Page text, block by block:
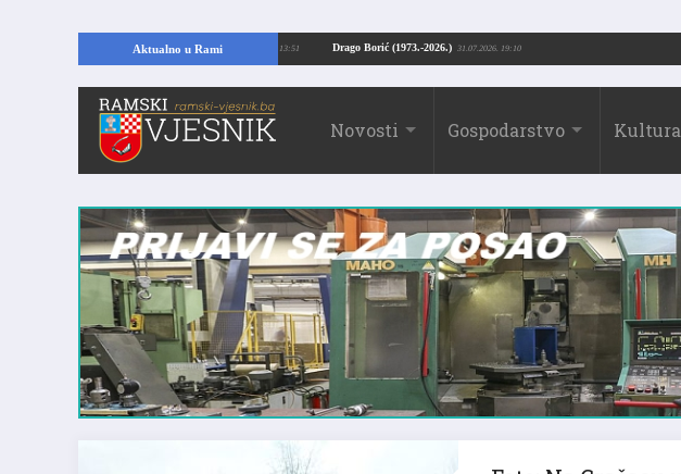
Aktualno u Rami Drago Borić (1973.-2026.) 31.07.2026. 19:10
temelje kuće, pronašao vrijedne arheološke ostatke 24.07.2026. 13:51
Novosti Gospodarstvo Kultura